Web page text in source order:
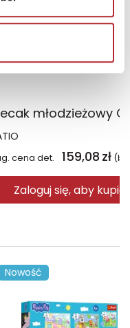
cena det. 159,08 zł
Zaloguj się, aby kupić
Nowość